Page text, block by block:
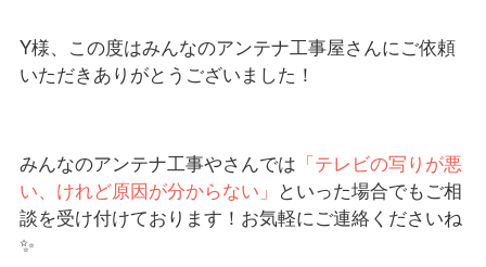
Y様、この度はみんなのアンテナ工事屋さんにご依頼
いただきありがとうございました！
みんなのアンテナ工事やさんでは 「テレビの写りが悪
い、けれど原因が分からない」 といった場合でもご相
談を受け付けております！お気軽にご連絡くださいね
✨